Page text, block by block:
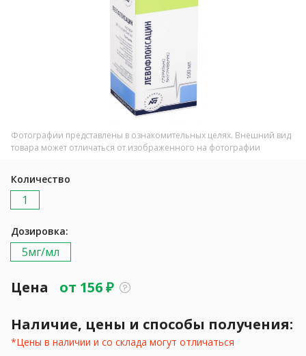
Фотографии представлены в ознакомительных целях. Внешний вид
товара может отличаться от изображенного на фотографии
Количество
1
Дозировка:
5мг/мл
Цена от 156₽
Наличие, цены и способы получения:
*Цены в наличии и со склада могут отличаться